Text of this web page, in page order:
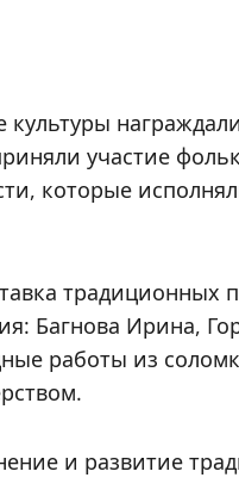
участие
которые
Багнова
работы из
и развитие